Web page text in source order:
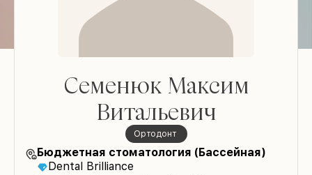
Семенюк Максим
Витальевич
ортодонт
Бюджетная стоматология (Бассейная)
Dental Brilliance